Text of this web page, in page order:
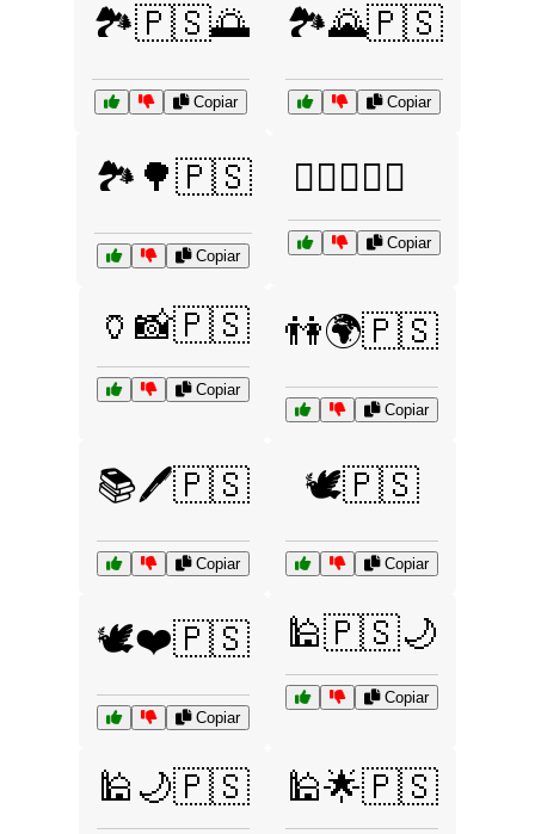
🏞️🇵🇸🌅
Copiar
🏞️🌄🇵🇸
Copiar
🏞️🌳🇵🇸
Copiar
🏳️‍🌈🇵🇸✊
Copiar
🏺📸🇵🇸
Copiar
👫🌍🇵🇸
Copiar
📚🖊️🇵🇸
Copiar
🕊️🇵🇸
Copiar
🕊️❤️🇵🇸
Copiar
🕌🇵🇸🌙
Copiar
🕌🌙🇵🇸 🕌🌟🇵🇸